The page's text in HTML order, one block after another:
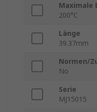
Maximale
200°C
Länge
39.37mm
Normen/
No
Serie
MJ15015